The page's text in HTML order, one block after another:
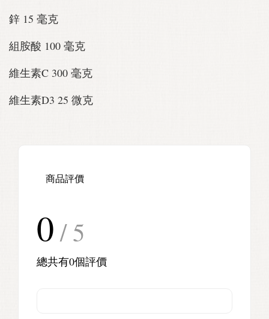
鋅 15 毫克
組胺酸 100 毫克
維生素C 300 毫克
維生素D3 25 微克
商品評價
0 / 5
總共有0個評價